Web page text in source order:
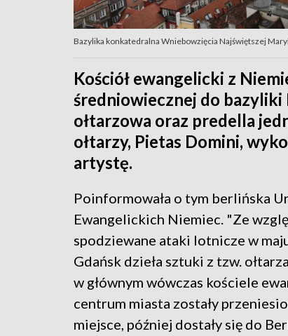
Bazylika konkatedralna Wniebowzięcia Najświętszej
Kościół ewangelicki z
średniowiecznej do bazyliki
ołtarzowa oraz predella
ołtarzy, Pietas Domini,
artystę.
Poinformowała o tym berlińska
Ewangelickich Niemiec. "Ze
spodziewane ataki lotnicze w
Gdańsk dzieła sztuki z tzw.
w głównym wówczas kościele
centrum miasta zostały
miejsce, później dostały się do